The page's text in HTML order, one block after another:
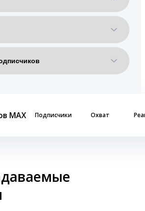
MAX Подписчики Охват